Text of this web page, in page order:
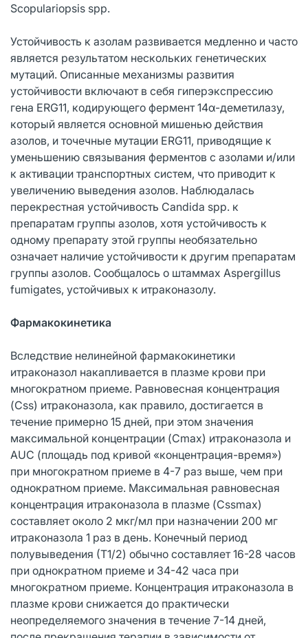
Scopulariopsis spp.
Устойчивость к азолам развивается медленно и часто
является результатом нескольких генетических
мутаций. Описанные механизмы развития
устойчивости включают в себя гиперэкспрессию
гена ERG11, кодирующего фермент 14α-деметилазу,
который является основной мишенью действия
азолов, и точечные мутации ERG11, приводящие к
уменьшению связывания ферментов с азолами и/или
к активации транспортных систем, что приводит к
увеличению выведения азолов. Наблюдалась
перекрестная устойчивость Candida spp. к
препаратам группы азолов, хотя устойчивость к
одному препарату этой группы необязательно
означает наличие устойчивости к другим препаратам
группы азолов. Сообщалось о штаммах Aspergillus
fumigates, устойчивых к итраконазолу.
Фармакокинетика
Вследствие нелинейной фармакокинетики
итраконазол накапливается в плазме крови при
многократном приеме. Равновесная концентрация
(Css) итраконазола, как правило, достигается в
течение примерно 15 дней, при этом значения
максимальной концентрации (Cmax) итраконазола и
AUC (площадь под кривой «концентрация-время»)
при многократном приеме в 4-7 раз выше, чем при
однократном приеме. Максимальная равновесная
концентрация итраконазола в плазме (Cssmax)
составляет около 2 мкг/мл при назначении 200 мг
итраконазола 1 раз в день. Конечный период
полувыведения (Т1/2) обычно составляет 16-28 часов
при однократном приеме и 34-42 часа при
многократном приеме. Концентрация итраконазола в
плазме крови снижается до практически
неопределяемого значения в течение 7-14 дней,